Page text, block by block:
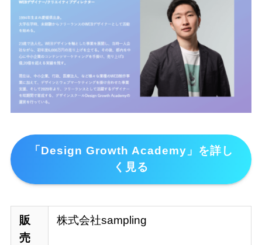
「Design Growth Academy」を詳し
く見る
販
売
株式会社sampling